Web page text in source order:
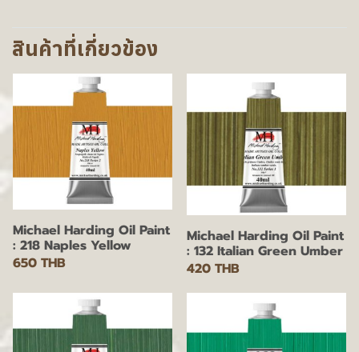
สินค้าที่เกี่ยวข้อง
Michael Harding Oil Paint
: 218 Naples Yellow
650 THB
Michael Harding Oil Paint
: 132 Italian Green Umber
420 THB